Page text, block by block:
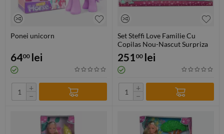
Ponei unicorn
6400 lei
+
−
Set Steffi Love Familie Cu
Copilas Nou-Nascut Surpriza
25100 lei
+
−